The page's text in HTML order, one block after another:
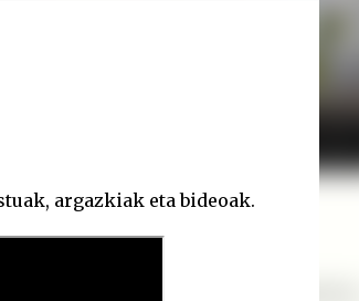
argazkiak eta bideoak.